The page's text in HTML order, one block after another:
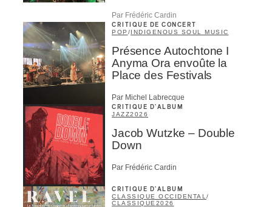
Par Frédéric Cardin
CRITIQUE DE CONCERT
POP /INDIGENOUS SOUL MUSIC
Présence Autochtone I
Anyma Ora envoûte la
Place des Festivals
Par Michel Labrecque
CRITIQUE D'ALBUM
JAZZ2026
Jacob Wutzke – Double
Down
Par Frédéric Cardin
CRITIQUE D'ALBUM
CLASSIQUE OCCIDENTAL /
CLASSIQUE 2026